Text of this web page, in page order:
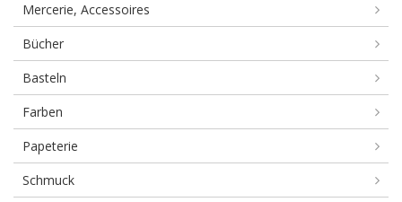
Mercerie, Accessoires
Bücher
Basteln
Farben
Papeterie
Schmuck